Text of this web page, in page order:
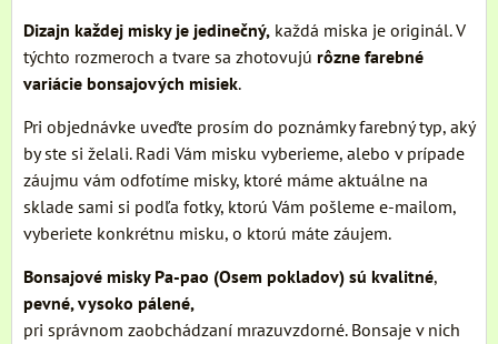
Dizajn každej misky je jedinečný, každá miska je originál. V
týchto rozmeroch a tvare sa zhotovujú rôzne farebné
variácie bonsajových misiek.
Pri objednávke uveďte prosím do poznámky farebný typ, aký
by ste si želali. Radi Vám misku vyberieme, alebo v prípade
záujmu vám odfotíme misky, ktoré máme aktuálne na
sklade sami si podľa fotky, ktorú Vám pošleme e-mailom,
vyberiete konkrétnu misku, o ktorú máte záujem.
Bonsajové misky Pa-pao (Osem pokladov) sú kvalitné,
pevné, vysoko pálené,
pri správnom zaobchádzaní mrazuvzdorné. Bonsaje v nich